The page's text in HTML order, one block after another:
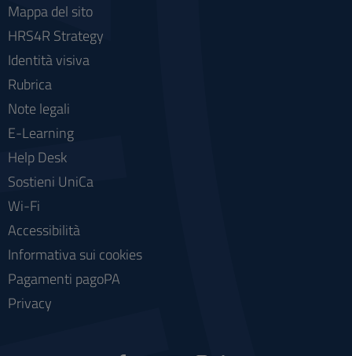
Mappa del sito
HRS4R Strategy
Identità visiva
Rubrica
Note legali
E-Learning
Help Desk
Sostieni UniCa
Wi-Fi
Accessibilità
Informativa sui cookies
Pagamenti pagoPA
Privacy